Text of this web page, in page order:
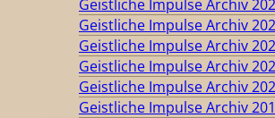
Geistliche Impulse Archiv
Geistliche Impulse Archiv
Geistliche Impulse Archiv
Geistliche Impulse Archiv
Geistliche Impulse Archiv
Geistliche Impulse Archiv